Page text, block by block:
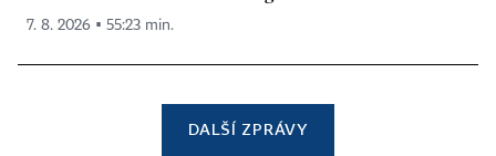
7. 8. 2026 ▪ 55:23 min.
DALŠÍ ZPRÁVY